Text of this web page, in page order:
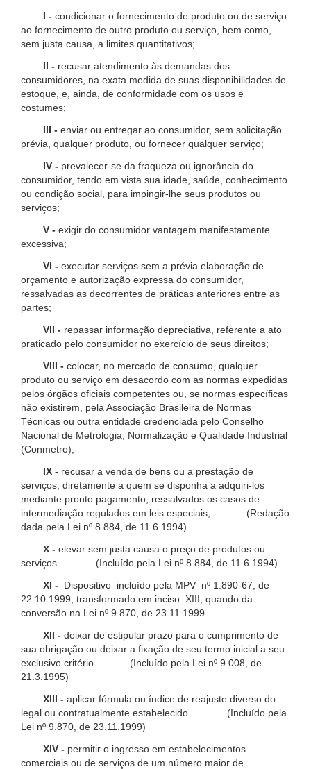
I - condicionar o fornecimento de produto ou de serviço
ao fornecimento de outro produto ou serviço, bem como,
sem justa causa, a limites quantitativos;
II - recusar atendimento às demandas dos
consumidores, na exata medida de suas disponibilidades de
estoque, e, ainda, de conformidade com os usos e
costumes;
III - enviar ou entregar ao consumidor, sem solicitação
prévia, qualquer produto, ou fornecer qualquer serviço;
IV - prevalecer-se da fraqueza ou ignorância do
consumidor, tendo em vista sua idade, saúde, conhecimento
ou condição social, para impingir-lhe seus produtos ou
serviços;
V - exigir do consumidor vantagem manifestamente
excessiva;
VI - executar serviços sem a prévia elaboração de
orçamento e autorização expressa do consumidor,
ressalvadas as decorrentes de práticas anteriores entre as
partes;
VII - repassar informação depreciativa, referente a ato
praticado pelo consumidor no exercício de seus direitos;
VIII - colocar, no mercado de consumo, qualquer
produto ou serviço em desacordo com as normas expedidas
pelos órgãos oficiais competentes ou, se normas específicas
não existirem, pela Associação Brasileira de Normas
Técnicas ou outra entidade credenciada pelo Conselho
Nacional de Metrologia, Normalização e Qualidade Industrial
(Conmetro);
IX - recusar a venda de bens ou a prestação de
serviços, diretamente a quem se disponha a adquiri-los
mediante pronto pagamento, ressalvados os casos de
intermediação regulados em leis especiais; (Redação
dada pela Lei nº 8.884, de 11.6.1994)
X - elevar sem justa causa o preço de produtos ou
serviços. (Incluído pela Lei nº 8.884, de 11.6.1994)
XI -
Dispositivo incluído pela MPV nº 1.890-67, de
22.10.1999, transformado em inciso XIII, quando da
conversão na Lei nº 9.870, de 23.11.1999
XII - deixar de estipular prazo para o cumprimento de
sua obrigação ou deixar a fixação de seu termo inicial a seu
exclusivo critério. (Incluído pela Lei nº 9.008, de
21.3.1995)
XIII - aplicar fórmula ou índice de reajuste diverso do
legal ou contratualmente estabelecido. (Incluído pela
Lei nº 9.870, de 23.11.1999)
XIV - permitir o ingresso em estabelecimentos
comerciais ou de serviços de um número maior de